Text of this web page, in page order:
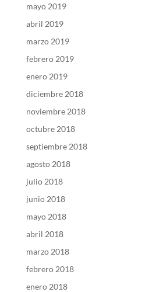
mayo 2019
abril 2019
marzo 2019
febrero 2019
enero 2019
diciembre 2018
noviembre 2018
octubre 2018
septiembre 2018
agosto 2018
julio 2018
junio 2018
mayo 2018
abril 2018
marzo 2018
febrero 2018
enero 2018